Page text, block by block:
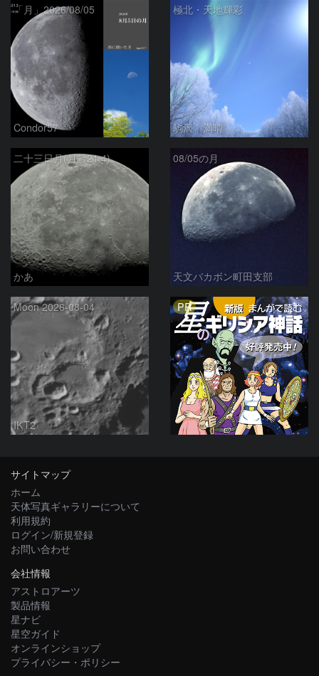
「月」2026/08/05
Condor57
極北・天地輝彩
駒沢 満晴
二十三日月(月齢21.4)
かあ
08/05の月
天文バカボン町田支部
Moon 2026-08-04
IKT2
PR
サイトマップ
ホーム
天体写真ギャラリーについて
利用規約
ログイン/新規登録
お問い合わせ
会社情報
アストロアーツ
製品情報
星ナビ
星空ガイド
オンラインショップ
プライバシー・ポリシー